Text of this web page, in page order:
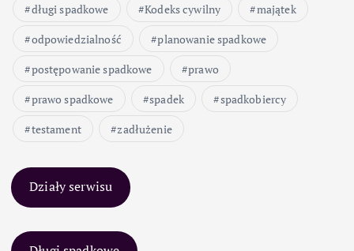
długi spadkowe
Kodeks cywilny
majątek
odpowiedzialność
planowanie spadkowe
postępowanie spadkowe
prawo
prawo spadkowe
spadek
spadkobiercy
testament
zadłużenie
Działy serwisu